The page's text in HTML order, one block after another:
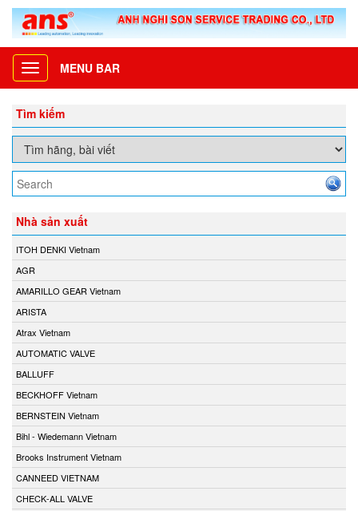
Toggle
navigation
MENU BAR
Tìm kiếm
Nhà sản xuất
ITOH DENKI Vietnam
AGR
AMARILLO GEAR Vietnam
ARISTA
Atrax Vietnam
AUTOMATIC VALVE
BALLUFF
BECKHOFF Vietnam
BERNSTEIN Vietnam
Bihl - Wiedemann Vietnam
Brooks Instrument Vietnam
CANNEED VIETNAM
CHECK-ALL VALVE